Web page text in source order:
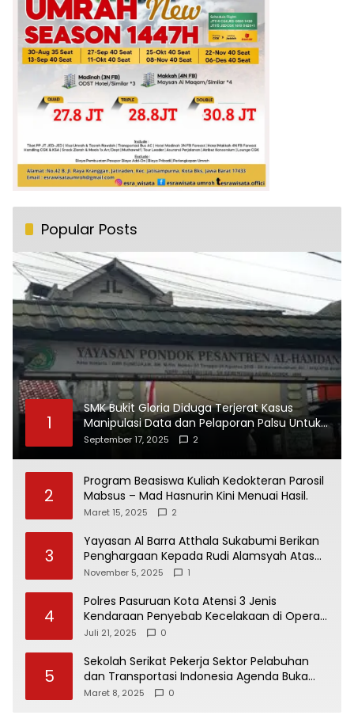
Popular Posts
1
SMK Bukit Gloria Diduga Terjerat Kasus
Manipulasi Data dan Pelaporan Palsu Untuk
Mendapatkan Dana Bos
September 17, 2025 2
2
Program Beasiswa Kuliah Kedokteran Parosil
Mabsus – Mad Hasnurin Kini Menuai Hasil.
Maret 15, 2025 2
3
Yayasan Al Barra Atthala Sukabumi Berikan
Penghargaan Kepada Rudi Alamsyah Atas
Kontribusi Sosial dan Kemasyarakatan
November 5, 2025 1
4
Polres Pasuruan Kota Atensi 3 Jenis
Kendaraan Penyebab Kecelakaan di Operasi
Patuh Semeru 2025
Juli 21, 2025 0
5
Sekolah Serikat Pekerja Sektor Pelabuhan
dan Transportasi Indonesia Agenda Buka
Puasa Bersama
Maret 8, 2025 0